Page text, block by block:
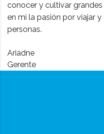
conocer y cultivar
en mi la pasión por viajar
personas.
Ariadne
Gerente